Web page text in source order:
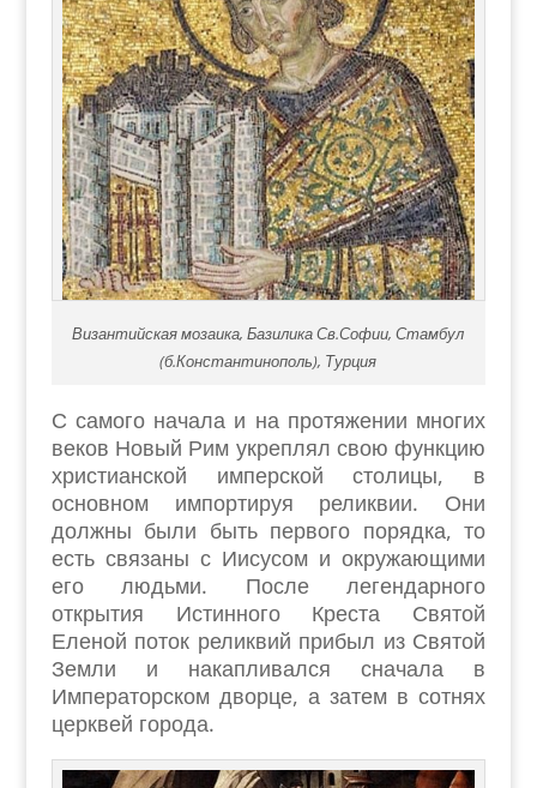
Византийская мозаика, Базилика Св.Софии, Стамбул
(б.Константинополь), Турция
С самого начала и на протяжении многих
веков Новый Рим укреплял свою функцию
христианской имперской столицы, в
основном импортируя реликвии. Они
должны были быть первого порядка, то
есть связаны с Иисусом и окружающими
его людьми. После легендарного
открытия Истинного Креста Святой
Еленой поток реликвий прибыл из Святой
Земли и накапливался сначала в
Императорском дворце, а затем в сотнях
церквей города.